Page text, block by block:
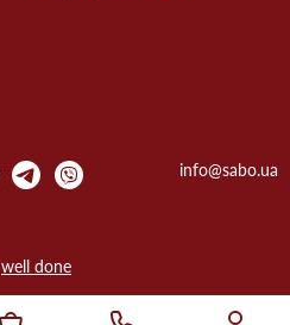
info@sabo.ua
well done